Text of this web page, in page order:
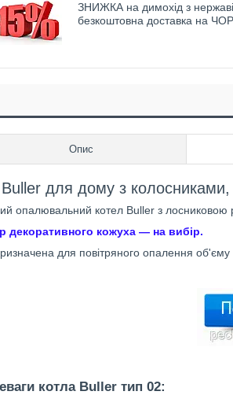
ЗНИЖКА на димохід з
безкоштовна доставка на
Опис
Buller для дому з
опалювальний котел Buller з лосниковою
декоративного кожуха — на вибір.
для повітряного опалення
котла Buller тип 02: